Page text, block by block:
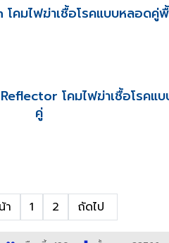
คมไฟฆ่าเชื้อโรคแบบหลอดคู่
โคมไฟฆ่าเชื้อโรคแ
คู่
า 1 2 ถัดไป